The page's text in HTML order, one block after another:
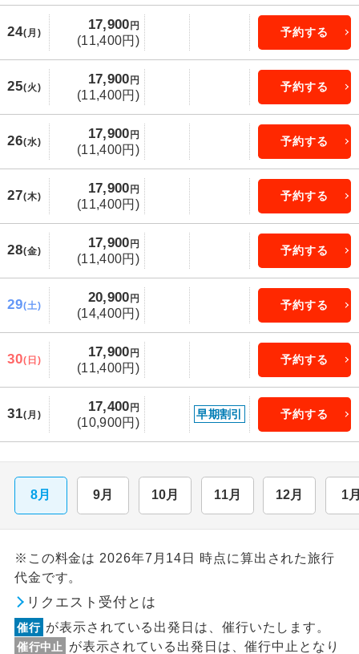
24(月)
17,900 円
(11,400円)
予約する
25(火)
17,900 円
(11,400円)
予約する
26(水)
17,900 円
(11,400円)
予約する
27(木)
17,900 円
(11,400円)
予約する
28(金)
17,900 円
(11,400円)
予約する
29(土)
20,900 円
(14,400円)
予約する
30(日)
17,900 円
(11,400円)
予約する
31(月)
17,400 円
(10,900円)
早期割引 予約する
8月 9月 10月 11月 12月 1
※この料金は 2026年7月14日 時点に算出された旅行
代金です。
リクエスト受付とは
催行 が表示されている出発日は、催行いたします。
催行中止
が表示されている出発日は、催行中止となり